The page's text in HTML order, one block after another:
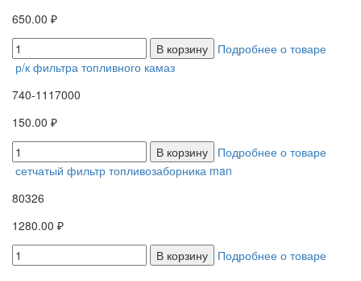
650.00 ₽
В корзину
Подробнее о товаре
р/к фильтра топливного камаз
740-1117000
150.00 ₽
В корзину
Подробнее о товаре
сетчатый фильтр топливозаборника man
80326
1280.00 ₽
В корзину
Подробнее о товаре